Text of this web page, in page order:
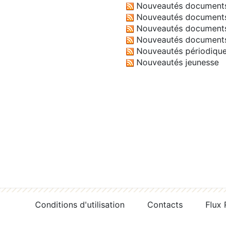
Nouveautés
Nouveautés
Nouveautés
Nouveautés
Nouveautés
Nouveautés jeunesse
Conditions d'utilisation Contacts Flux